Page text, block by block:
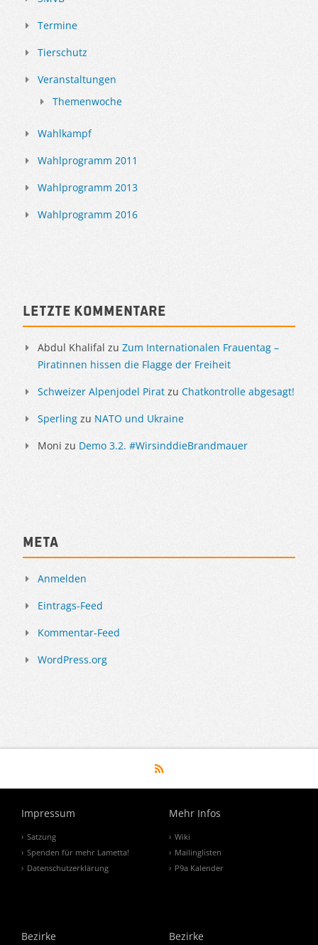
Termine
Tierschutz
Veranstaltungen
Themenwoche
Wahlkampf
Wahlprogramm 2011
Wahlprogramm 2013
Wahlprogramm 2016
Letzte Kommentare
Abdul Khalifal zu Zum Internationalen Frauentag –
Piratinnen hissen die Flagge der Freiheit
Schweizer Alpenjodel Pirat zu Chatkontrolle abgesagt!
Sperling zu NATO und Ukraine
Moni zu Demo 3.2. #WirsinddieBrandmauer
Meta
Anmelden
Eintrags-Feed
Kommentar-Feed
WordPress.org
Impressum
Satzung
Spenden für mehr Lametta!
Datenschutzerklärung
Mehr Infos
Wiki
Mailinglisten
P9a Kalender
Bezirke Bezirke